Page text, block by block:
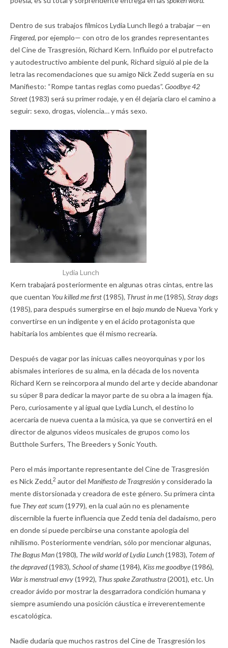
Dentro de sus trabajos fílmicos Lydia Lunch llegó a trabajar —en
Fingered, por ejemplo— con otro de los grandes representantes
del Cine de Trasgresión, Richard Kern. Influido por el putrefacto
y autodestructivo ambiente del punk, Richard siguió al pie de la
letra las recomendaciones que su amigo Nick Zedd sugería en su
Manifiesto: “Rompe tantas reglas como puedas”.Goodbye 42
Street(1983) será su primer rodaje, y en él dejaría claro el camino a
seguir: sexo, drogas, violencia… y más sexo.
Lydia Lunch
Kern trabajará posteriormente en algunas otras cintas, entre las
que cuentan You killed me first(1985), Thrust in me(1985), Stray dogs
(1985), para después sumergirse en el bajo mundode Nueva York y
convertirse en un indigente y en el ácido protagonista que
habitaría los ambientes que él mismo recrearía.
Después de vagar por las inicuas calles neoyorquinas y por los
abismales interiores de su alma, en la década de los noventa
Richard Kern se reincorpora al mundo del arte y decide abandonar
su súper 8 para dedicar la mayor parte de su obra a la imagen fija.
Pero, curiosamente y al igual que Lydia Lunch, el destino lo
acercaría de nueva cuenta a la música, ya que se convertirá en el
director de algunos videos musicales de grupos como los
Butthole Surfers, The Breeders y Sonic Youth.
Pero el más importante representante del Cine de Trasgresión
es Nick Zedd,2 autor del Manifiesto de Trasgresióny considerado la
mente distorsionada y creadora de este género. Su primera cinta
fue They eat scum(1979), en la cual aún no es plenamente
discernible la fuerte influencia que Zedd tenía del dadaísmo, pero
en donde sí puede percibirse una constante apología del
nihilismo. Posteriormente vendrían, sólo por mencionar algunas,
The Bogus Man(1980), The wild world of Lydia Lunch(1983), Totem of
the depraved(1983), School of shame(1984), Kiss me goodbye(1986),
War is menstrual envy(1992), Thus spake Zarathustra(2001), etc. Un
creador ávido por mostrar la desgarradora condición humana y
siempre asumiendo una posición cáustica e irreverentemente
escatológica.
Nadie dudaría que muchos rastros del Cine de Trasgresión los